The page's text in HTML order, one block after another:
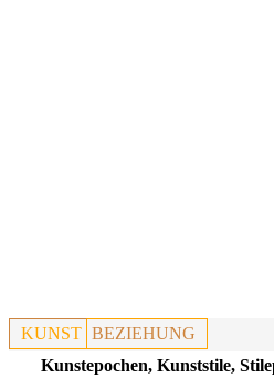
KUNST BEZIEHUNG
Kunstepochen, Kunststile,